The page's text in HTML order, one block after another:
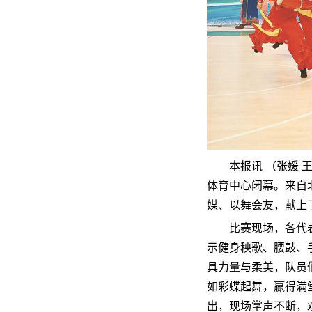
本报讯 （张媛
体育中心闭幕。来自
媒、以舞会友，献上
比赛现场，各
示健身秧歌、腰鼓、
具力量与柔美，队员
如彩蝶起舞，赢得满
出，现场掌声不断，